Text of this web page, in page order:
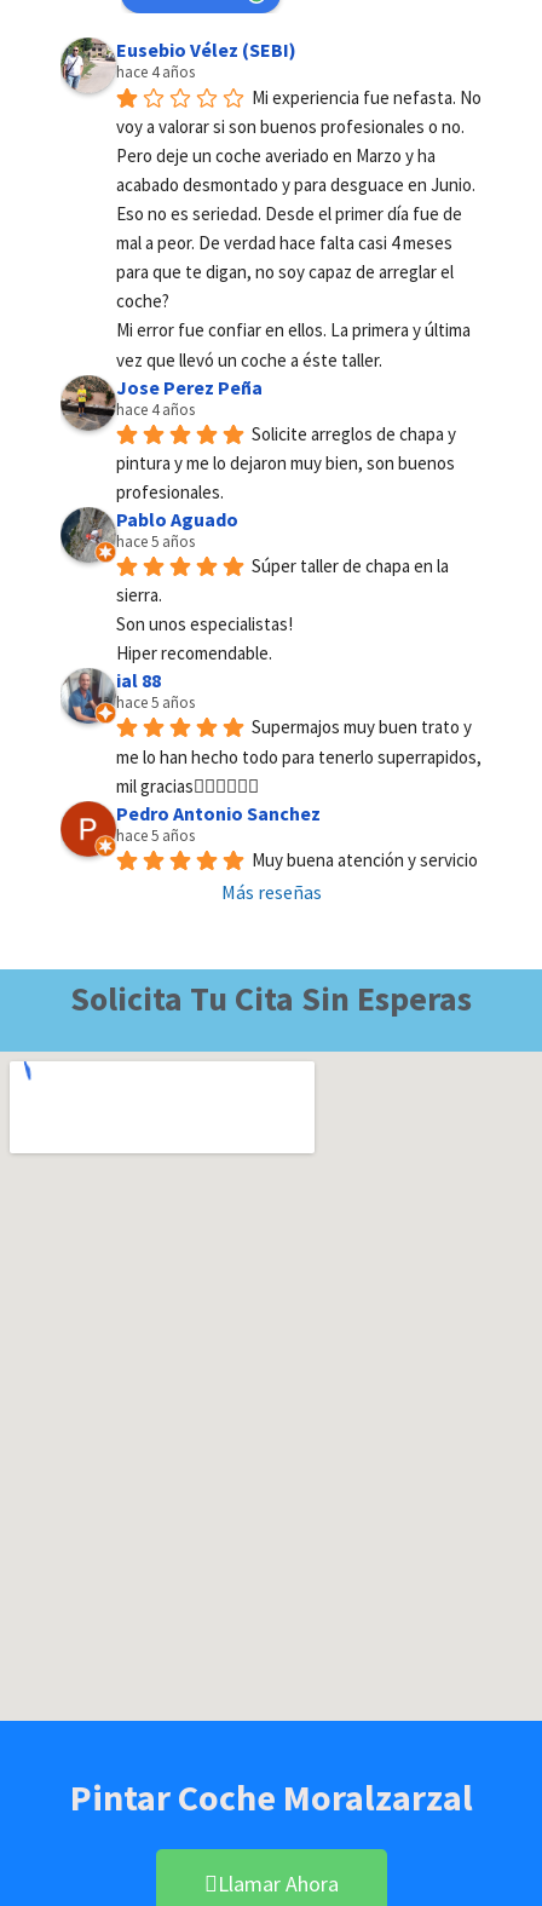
Eusebio Vélez (SEBI)
hace 4 años
Mi experiencia fue nefasta. No
voy a valorar si son buenos profesionales o no.
Pero deje un coche averiado en Marzo y ha
acabado desmontado y para desguace en Junio.
Eso no es seriedad. Desde el primer día fue de
mal a peor. De verdad hace falta casi 4 meses
para que te digan, no soy capaz de arreglar el
coche?
Mi error fue confiar en ellos. La primera y última
vez que llevó un coche a éste taller.
Jose Perez Peña
hace 4 años
Solicite arreglos de chapa y
pintura y me lo dejaron muy bien, son buenos
profesionales.
Pablo Aguado
hace 5 años
Súper taller de chapa en la
sierra.
Son unos especialistas!
Hiper recomendable.
ial 88
hace 5 años
Supermajos muy buen trato y
me lo han hecho todo para tenerlo superrapidos,
mil gracias👌🏼👌🏼🙏🏼
Pedro Antonio Sanchez
hace 5 años
Muy buena atención y servicio
Más reseñas
Solicita Tu Cita Sin Esperas
Pintar Coche Moralzarzal
Llamar Ahora